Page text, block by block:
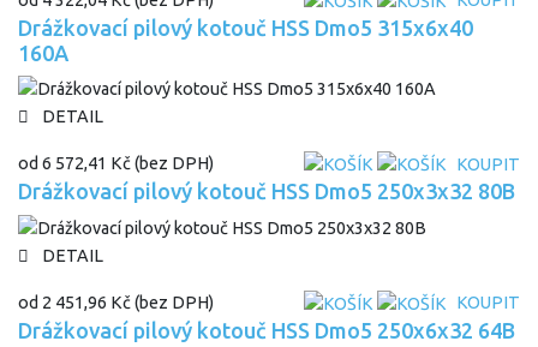
Drážkovací pilový kotouč HSS Dmo5 315x6x40
160A
DETAIL
od 6 572,41 Kč(bez DPH) KOUPIT
Drážkovací pilový kotouč HSS Dmo5 250x3x32 80B
DETAIL
od 2 451,96 Kč (bez DPH) KOUPIT
Drážkovací pilový kotouč HSS Dmo5 250x6x32 64B